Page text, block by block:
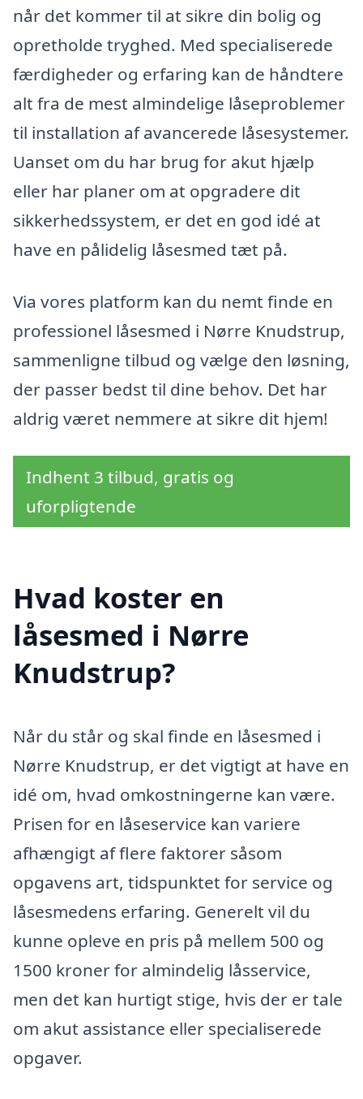
når det kommer til at sikre din bolig og
opretholde tryghed. Med specialiserede
færdigheder og erfaring kan de håndtere
alt fra de mest almindelige låseproblemer
til installation af avancerede låsesystemer.
Uanset om du har brug for akut hjælp
eller har planer om at opgradere dit
sikkerhedssystem, er det en god idé at
have en pålidelig låsesmed tæt på.
Via vores platform kan du nemt finde en
professionel låsesmed i Nørre Knudstrup,
sammenligne tilbud og vælge den løsning,
der passer bedst til dine behov. Det har
aldrig været nemmere at sikre dit hjem!
Indhent 3 tilbud, gratis og
uforpligtende
Hvad koster en
låsesmed i Nørre
Knudstrup?
Når du står og skal finde en låsesmed i
Nørre Knudstrup, er det vigtigt at have en
idé om, hvad omkostningerne kan være.
Prisen for en låseservice kan variere
afhængigt af flere faktorer såsom
opgavens art, tidspunktet for service og
låsesmedens erfaring. Generelt vil du
kunne opleve en pris på mellem 500 og
1500 kroner for almindelig låsservice,
men det kan hurtigt stige, hvis der er tale
om akut assistance eller specialiserede
opgaver.